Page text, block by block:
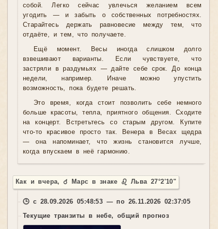
собой. Легко сейчас увлечься желанием всем
угодить — и забыть о собственных потребностях.
Старайтесь держать равновесие между тем, что
отдаёте, и тем, что получаете.
Ещё момент. Весы иногда слишком долго
взвешивают варианты. Если чувствуете, что
застряли в раздумьях — дайте себе срок. До конца
недели, например. Иначе можно упустить
возможность, пока будете решать.
Это время, когда стоит позволить себе немного
больше красоты, тепла, приятного общения. Сходите
на концерт. Встретьтесь со старым другом. Купите
что-то красивое просто так. Венера в Весах щедра
— она напоминает, что жизнь становится лучше,
когда впускаем в неё гармонию.
Как и вчера, ♂ Марс в знаке ♌ Льва 27°2'10"
🕒 с 28.09.2026 05:48:53 — по 26.11.2026 02:37:05
Текущие транзиты в небе, общий прогноз